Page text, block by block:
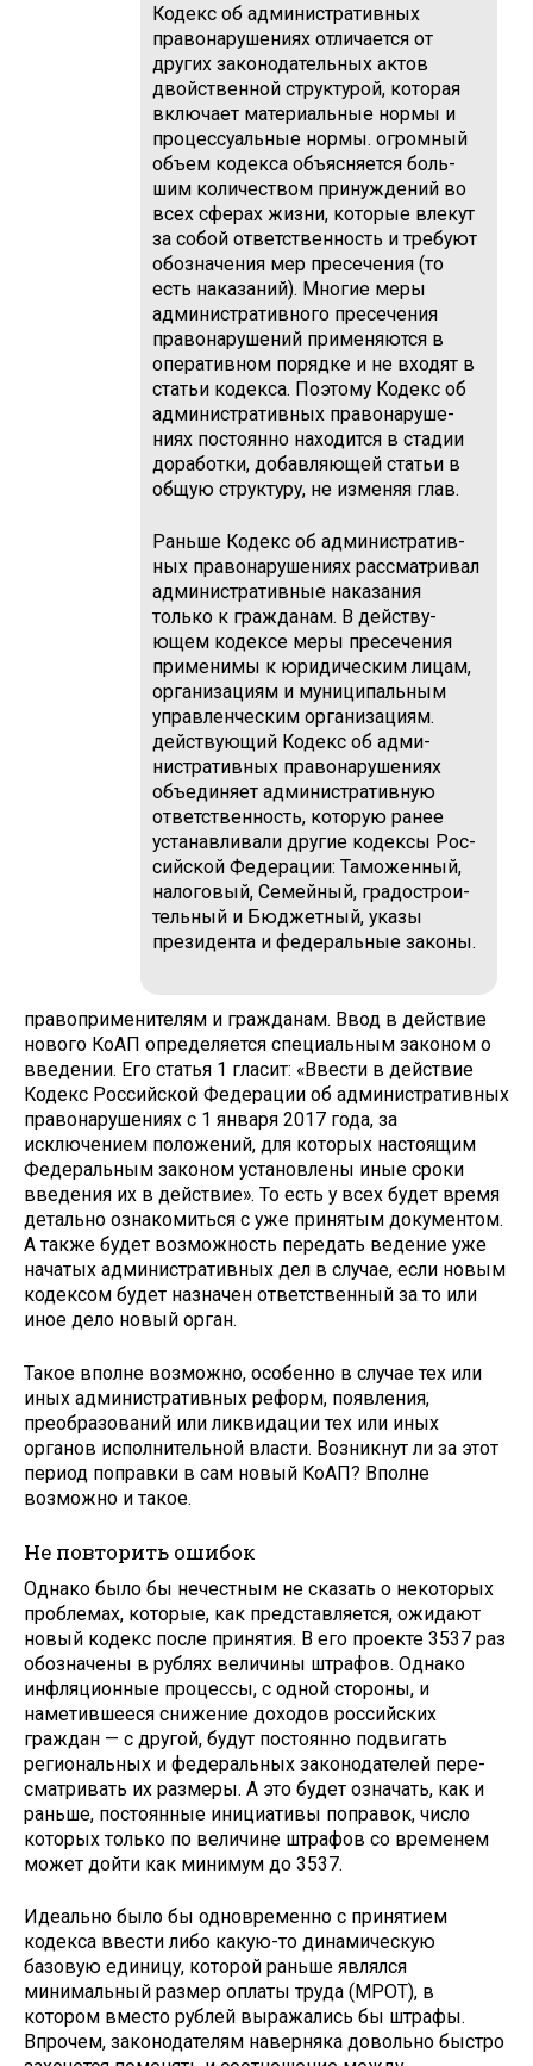
Кодекс об административных
правонарушениях отличается от
других законодательных актов
двойственной структурой, которая
включает материальные нормы и
процессуальные нормы. огромный
объем кодекса объясняется боль­
шим количеством принуждений во
всех сферах жизни, которые влекут
за собой ответственность и требуют
обозначения мер пресечения (то
есть наказаний). Многие меры
административного пресечения
правонарушений применяются в
оперативном порядке и не входят в
статьи кодекса. Поэтому Кодекс об
административных правонаруше­
ниях постоянно находится в стадии
доработки, добавляющей статьи в
общую структуру, не изменяя глав.
Раньше Кодекс об административ­
ных правонарушениях рассматри­вал
административные наказания
только к гражданам. В действу­
ющем кодексе меры пресечения
применимы к юридическим лицам,
организациям и муниципальным
управленческим организациям.
действующий Кодекс об адми­
нистративных правонарушениях
объединяет административную
ответственность, которую ранее
устанавливали другие кодексы Рос­
сийской Федерации: Таможенный,
налоговый, Семейный, градострои­
тельный и Бюджетный, указы
прези­дента и федеральные законы.
правоприменителям и гражданам. Ввод в действие
нового КоАП определяется специальным законом о
введении. Его статья 1 гласит: «Ввести в действие
Кодекс Российской Федерации об административных
правонарушениях с 1 января 2017 года, за
исключением положений, для которых настоящим
Федеральным законом установлены иные сроки
введения их в действие». То есть у всех будет время
детально ознакомиться с уже при­нятым документом.
А также будет возможность передать ведение уже
начатых административных дел в случае, если новым
кодексом будет назначен ответственный за то или
иное дело новый орган.
Такое вполне возможно, особен­но в случае тех или
иных админи­стративных реформ, появления,
преобразований или ликвидации тех или иных
органов исполни­тельной власти. Возникнут ли за этот
период поправки в сам новый КоАП? Вполне
возможно и такое.
Не повторить ошибок
Однако было бы нечестным не сказать о некоторых
проблемах, которые, как представляется, ожи­дают
новый кодекс после принятия. В его проекте 3537 раз
обозначе­ны в рублях величины штрафов. Однако
инфляционные процессы, с одной стороны, и
наметившее­ся снижение доходов российских
граждан — с другой, будут посто­янно подвигать
региональных и федеральных законодателей пере­
сматривать их размеры. А это будет означать, как и
раньше, постоянные инициативы поправок, число
кото­рых только по величине штрафов со временем
может дойти как ми­нимум до 3537.
Идеально было бы одновременно с принятием
кодекса ввести либо какую-то динамическую
базовую единицу, которой раньше являлся
минимальный размер оплаты труда (МРОТ), в
котором вместо рублей выражались бы штрафы.
Впрочем, законодателям наверняка довольно быстро